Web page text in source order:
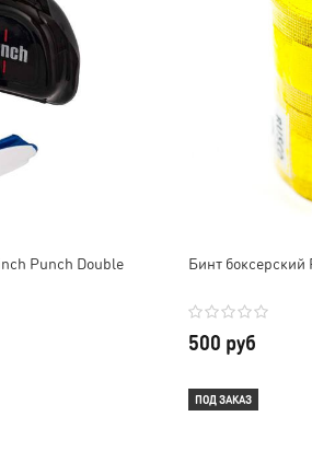
Punch Double
Бинт боксерский
500 руб
ПОД ЗАКАЗ